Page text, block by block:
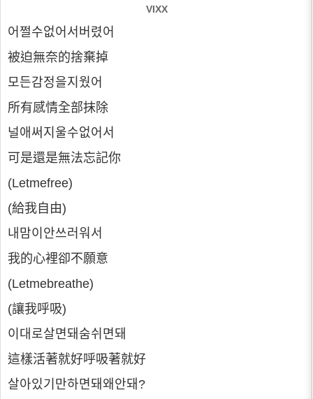
VIXX
어쩔수없어서버렸어
被迫無奈的捨棄掉
모든감정을지웠어
所有感情全部抹除
널애써지울수없어서
可是還是無法忘記你
(Letmefree)
(給我自由)
내맘이안쓰러워서
我的心裡卻不願意
(Letmebreathe)
(讓我呼吸)
이대로살면돼숨쉬면돼
這樣活著就好呼吸著就好
살아있기만하면돼왜안돼?